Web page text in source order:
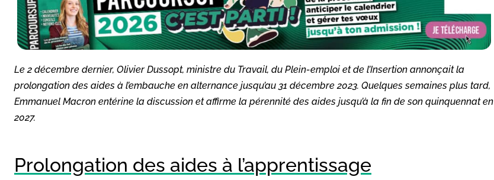
Le 2 décembre dernier, Olivier Dussopt, ministre du Travail, du Plein-emploi et de l’Insertion annonçait la
prolongation des aides à l’embauche en alternance jusqu’au 31 décembre 2023. Quelques semaines plus tard,
Emmanuel Macron entérine la discussion et affirme la pérennité des aides jusqu’à la fin de son quinquennat en
2027.
Prolongation des aides à l’apprentissage